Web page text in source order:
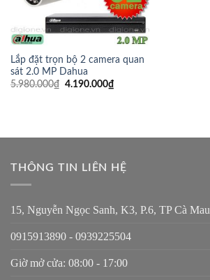
Lắp đặt trọn bộ 2 camera quan
sát 2.0 MP Dahua
5.980.000₫ 4.190.000₫
THÔNG TIN LIÊN HỆ
15, Nguyễn Ngọc Sanh, K3, P.6, TP Cà Mau
0915913890 - 0939225504
Giờ mở cửa: 08:00 - 17:00